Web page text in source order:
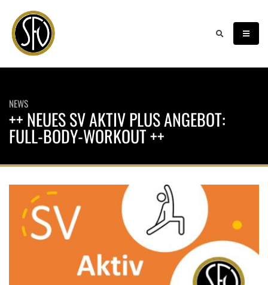
NEWS
++ NEUES SV AKTIV PLUS ANGEBOT:
FULL-BODY-WORKOUT ++